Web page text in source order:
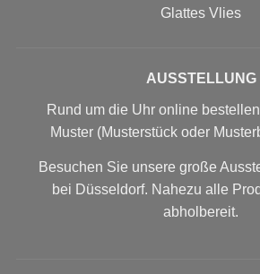
Glattes Vlies
AUSSTELLUNG
Rund um die Uhr online
Muster (Musterstück oder
Besuchen Sie unsere große
bei Düsseldorf. Nahezu alle
abholbereit.